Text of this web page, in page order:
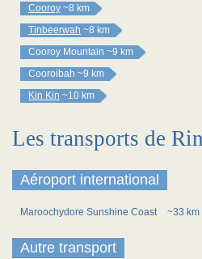
Cooroy ~8 km
Tinbeerwah ~8 km
Cooroy Mountain ~9 km
Cooroibah ~9 km
Kin Kin ~10 km
Les transports de
Aéroport international
Maroochydore Sunshine Coast ~33 km
Autre transport